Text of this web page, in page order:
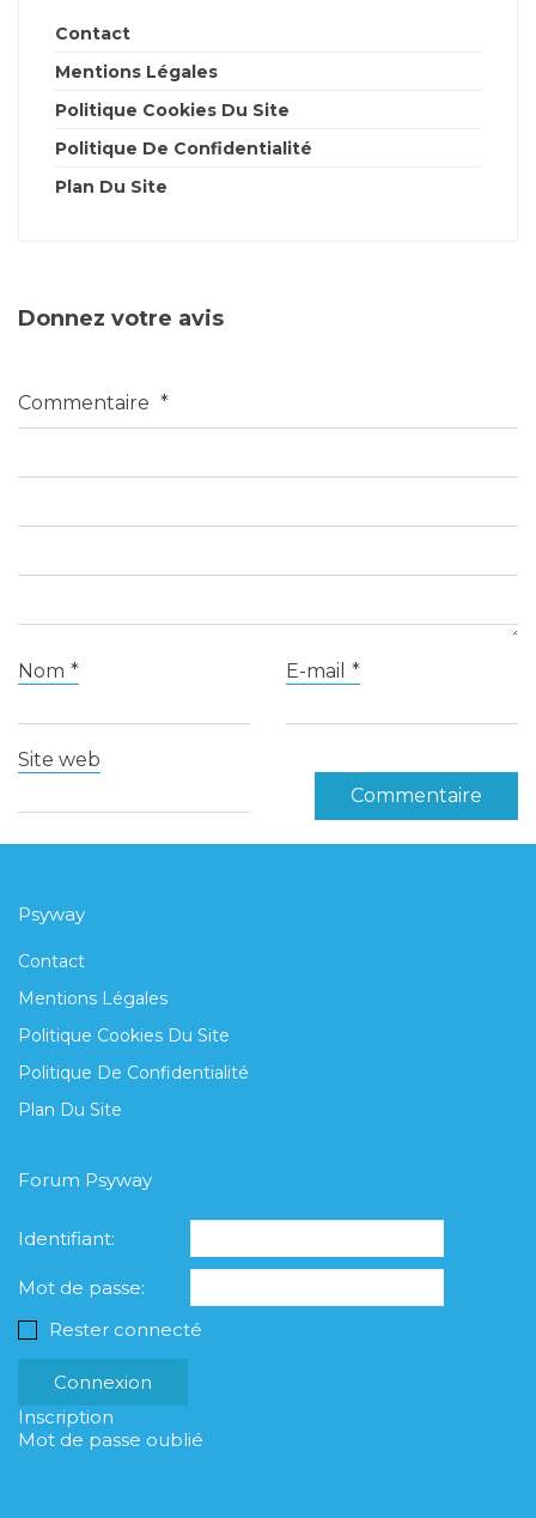
Contact
Mentions Légales
Politique Cookies Du Site
Politique De Confidentialité
Plan Du Site
Donnez votre avis
Commentaire *
Nom * E-mail *
Site web
Psyway
Contact
Mentions Légales
Politique Cookies Du Site
Politique De Confidentialité
Plan Du Site
Forum Psyway
Identifiant:
Mot de passe:
Rester connecté
Connexion
Inscription
Mot de passe oublié